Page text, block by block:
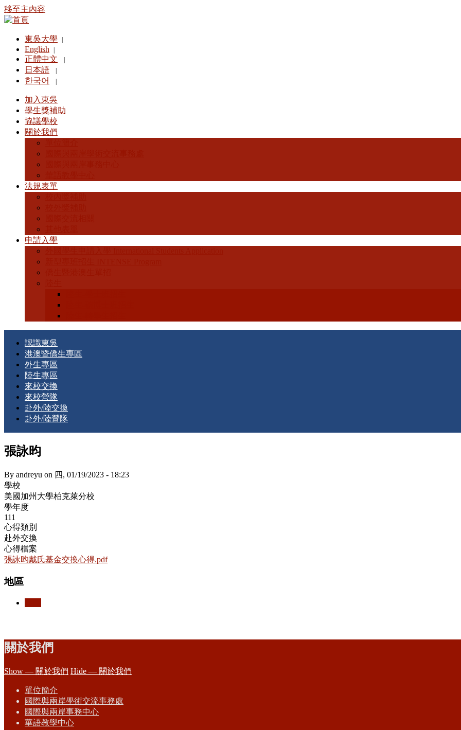
移至主內容
東吳大學
English
正體中文
日本語
한국어
加入東吳
學生獎補助
協議學校
關於我們
法規表單
申請入學
認識東吳
港澳暨僑生專區
外生專區
陸生專區
來校交換
來校營隊
赴外/陸交換
赴外/陸營隊
張詠昀
By andreyu on 四, 01/19/2023 - 18:23
學校
美國加州大學柏克萊分校
學年度
111
心得類別
赴外交換
心得檔案
張詠昀戴氏基金交換心得.pdf
地區
關於我們
Show — 關於我們 Hide — 關於我們
單位簡介
國際與兩岸學術交流事務處
國際與兩岸事務中心
華語教學中心